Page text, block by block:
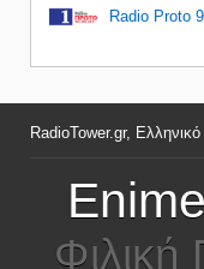
Radio Proto
RadioTower.gr,
Φιλική